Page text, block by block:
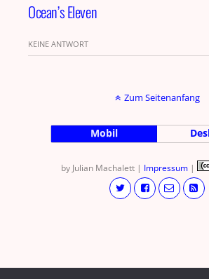
Ocean’s Eleven
KEINE ANTWORT
Zum Seitenanfang
Mobil
by Julian Machalett | Impressum |